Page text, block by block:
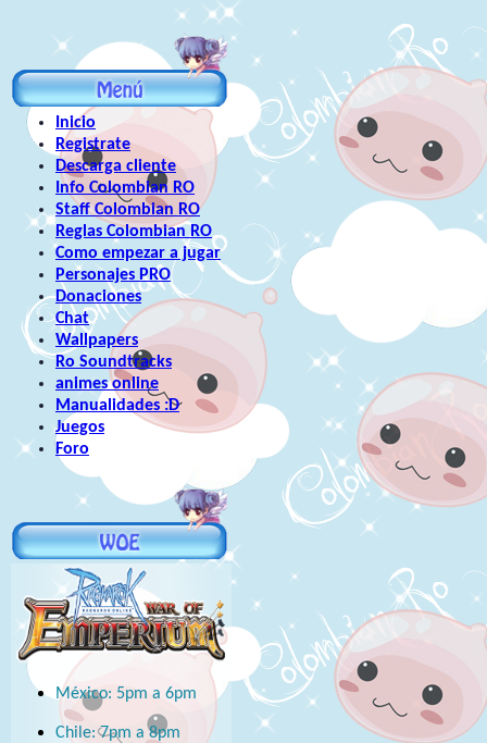
Inicio
Registrate
Descarga cliente
Info Colombian RO
Staff Colombian RO
Reglas Colombian RO
Como empezar a jugar
Personajes PRO
Donaciones
Chat
Wallpapers
Ro Soundtracks
animes online
Manualidades :D
Juegos
Foro
México: 5pm a 6pm
Chile: 7pm a 8pm